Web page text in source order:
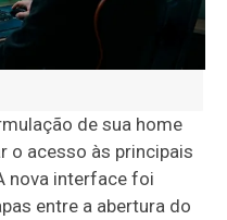
de sua home
o acesso às principais
nova interface foi
entre a abertura do